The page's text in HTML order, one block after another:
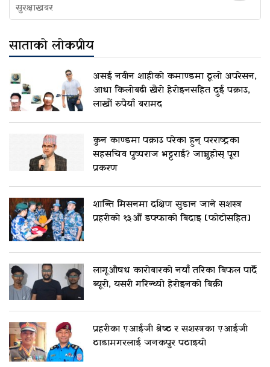
सुरक्षाखबर
साताको लोकप्रीय
असई नवीन शाहीको कमाण्डमा ठूलो अपरेसन,
आधा किलोबढी खैरो हेरोइनसहित दुई पक्राउ,
लाखौं रुपैयाँ बरामद
कुन काण्डमा पक्राउ परेका हुन् परराष्ट्रका
सहसचिव पुष्पराज भट्टराई? जान्नुहोस् पूरा
प्रकरण
शान्ति मिसनमा दक्षिण सुडान जाने सशस्त्र
प्रहरीको १३औं डफ्फाको बिदाइ [फोटोसहित]
लागूऔषध कारोबारको नयाँ तरिका बिफल पार्दै
ब्यूरो, यसरी गरिन्थ्यो हेरोइनको बिक्री
प्रहरीका एआईजी श्रेष्ठ र सशस्त्रका एआईजी
ठाडामगरलाई जनकपुर पठाइयो